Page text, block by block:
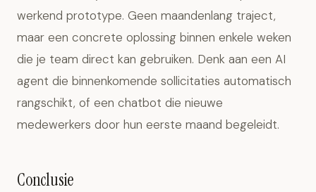
werkend prototype. Geen maandenlang traject,
maar een concrete oplossing binnen enkele weken
die je team direct kan gebruiken. Denk aan een AI
agent die binnenkomende sollicitaties automatisch
rangschikt, of een chatbot die nieuwe
medewerkers door hun eerste maand begeleidt.
Conclusie